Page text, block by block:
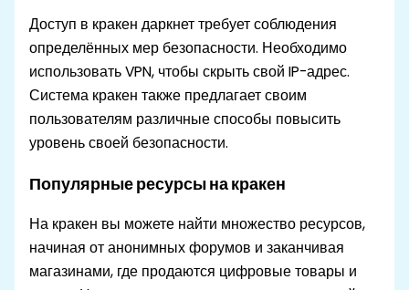
Доступ в кракен даркнет требует соблюдения
определённых мер безопасности. Необходимо
использовать VPN, чтобы скрыть свой IP-адрес.
Система кракен также предлагает своим
пользователям различные способы повысить
уровень своей безопасности.
Популярные ресурсы на кракен
На кракен вы можете найти множество ресурсов,
начиная от анонимных форумов и заканчивая
магазинами, где продаются цифровые товары и